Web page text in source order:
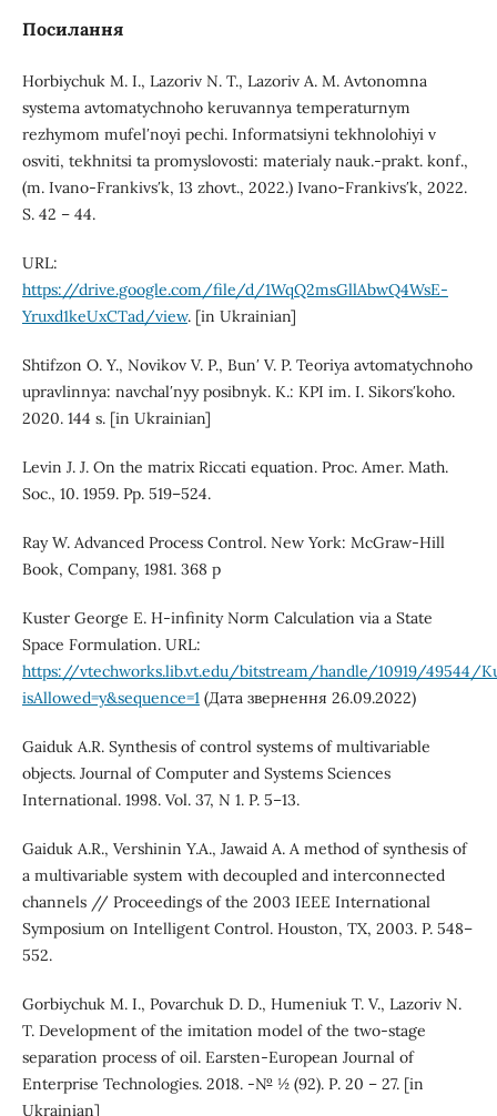
Посилання
Horbiychuk M. I., Lazoriv N. T., Lazoriv A. M. Avtonomna
systema avtomatychnoho keruvannya temperaturnym
rezhymom mufelʹnoyi pechi. Informatsiyni tekhnolohiyi v
osviti, tekhnitsi ta promyslovosti: materialy nauk.-prakt. konf.,
(m. Ivano-Frankivsʹk, 13 zhovt., 2022.) Ivano-Frankivsʹk, 2022.
S. 42 – 44.
URL:
https://drive.google.com/file/d/1WqQ2msGllAbwQ4WsE-
Yruxd1keUxCTad/view. [in Ukrainian]
Shtifzon O. Y., Novikov V. P., Bunʹ V. P. Teoriya avtomatychnoho
upravlinnya: navchalʹnyy posibnyk. K.: KPI im. I. Sikorsʹkoho.
2020. 144 s. [in Ukrainian]
Levin J. J. On the matrix Riccati equation. Proc. Amer. Math.
Soc., 10. 1959. Pp. 519–524.
Ray W. Advanced Process Control. New York: McGraw-Hill
Book, Company, 1981. 368 p
Kuster George E. H-infinity Norm Calculation via a State
Space Formulation. URL:
https://vtechworks.lib.vt.edu/bitstream/handle/10919/49544/
isAllowed=y&sequence=1(Дата звернення 26.09.2022)
Gaiduk A.R. Synthesis of control systems of multivariable
objects. Journal of Computer and Systems Sciences
International. 1998. Vol. 37, N 1. P. 5–13.
Gaiduk A.R., Vershinin Y.A., Jawaid A. A method of synthesis of
a multivariable system with decoupled and interconnected
channels // Proceedings of the 2003 IEEE International
Symposium on Intelligent Control. Houston, TX, 2003. P. 548–
552.
Gorbiychuk M. I., Povarchuk D. D., Humeniuk T. V., Lazoriv N.
T. Development of the imitation model of the two-stage
separation process of oil. Earsten-European Journal of
Enterprise Technologies. 2018. -№ ½ (92). Р. 20 – 27. [in
Ukrainian]